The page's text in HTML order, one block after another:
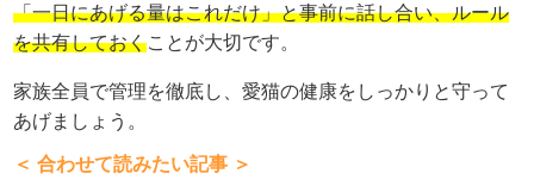
「一日にあげる量はこれだけ」と事前に話し合い、ルール
を共有しておくことが大切です。
家族全員で管理を徹底し、愛猫の健康をしっかりと守って
あげましょう。
＜ 合わせて読みたい記事 ＞